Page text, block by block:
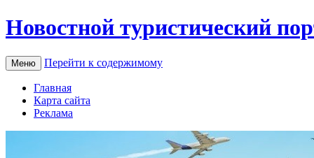
Новостной туристический
Меню Перейти к содержимому
Главная
Карта сайта
Реклама